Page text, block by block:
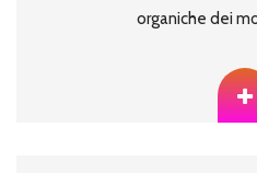
organiche dei